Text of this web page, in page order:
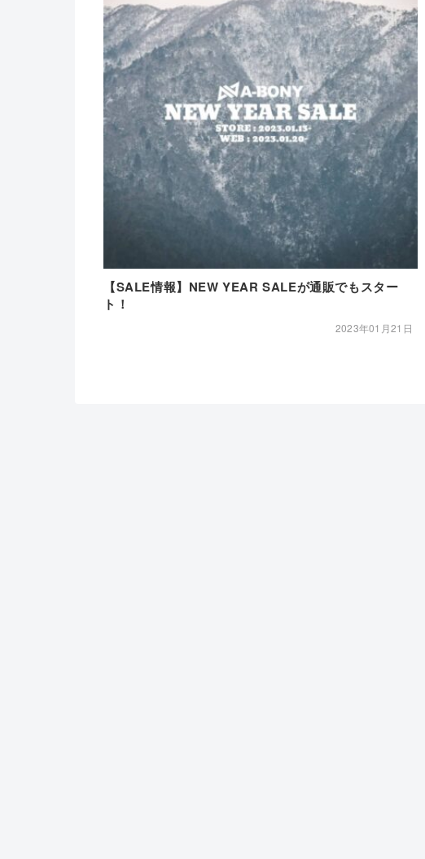
【SALE情報】NEW YEAR SALEが通販でもスター
ト！
2023年01月21日